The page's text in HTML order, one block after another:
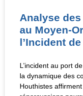
Analyse
au Moyen-
l’Incident
L’incident au port
la dynamique des
Houthistes